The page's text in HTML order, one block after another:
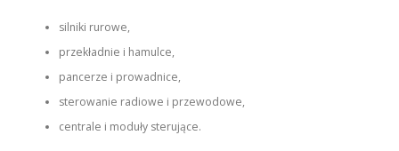
silniki rurowe,
przekładnie i hamulce,
pancerze i prowadnice,
sterowanie radiowe i przewodowe,
centrale i moduły sterujące.